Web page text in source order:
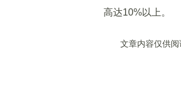
高达10%以上。
文章内容仅供阅读